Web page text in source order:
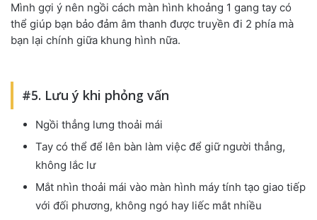
Mình gợi ý nên ngồi cách màn hình khoảng 1 gang tay có
thể giúp bạn bảo đảm âm thanh được truyền đi 2 phía mà
bạn lại chính giữa khung hình nữa.
#5. Lưu ý khi phỏng vấn
Ngồi thẳng lưng thoải mái
Tay có thể để lên bàn làm việc để giữ người thẳng,
không lắc lư
Mắt nhìn thoải mái vào màn hình máy tính tạo giao tiếp
với đối phương, không ngó hay liếc mắt nhiều